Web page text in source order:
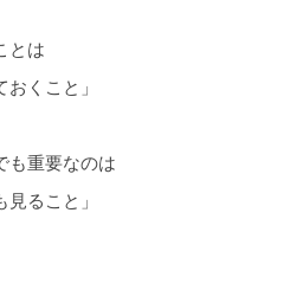
とは
おくこと」
も重要なのは
見ること」